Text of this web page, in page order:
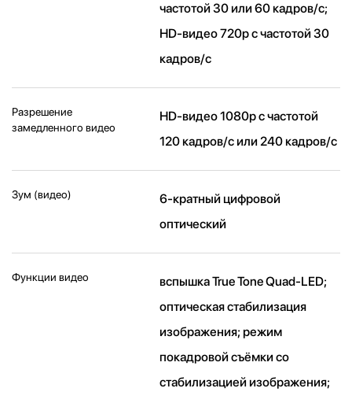
частотой 30 или 60 кадров/ с;
HD-видео 720p с частотой 30
кадров/ с
Разрешение
замедленного видео
HD-видео 1080р c частотой
120 кадров/ с или 240 кадров/ с
Зум (видео)
6-кратный цифровой
оптический
Функции видео
вспышка True Tone Quad-LED;
оптическая стабилизация
изображения; режим
покадровой съёмки со
стабилизацией изображения;